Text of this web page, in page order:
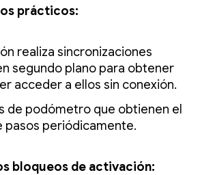
prácticos:
realiza sincronizaciones
segundo plano para obtener
acceder a ellos sin conexión.
de podómetro que obtienen el
pasos periódicamente.
bloqueos de activación: